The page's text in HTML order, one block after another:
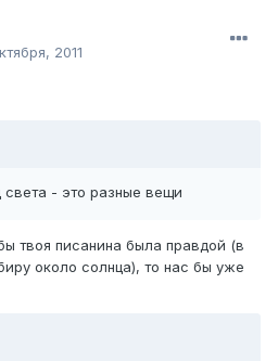
2011
света - это разные вещи
твоя писанина была правдой (в
около солнца), то нас бы уже